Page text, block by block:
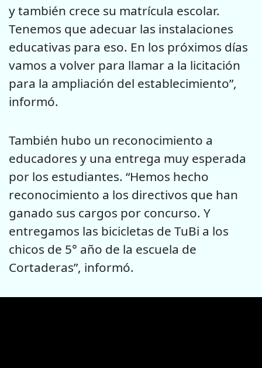
y también crece su matrícula escolar.
Tenemos que adecuar las instalaciones
educativas para eso. En los próximos días
vamos a volver para llamar a la licitación
para la ampliación del establecimiento”,
informó.
También hubo un reconocimiento a
educadores y una entrega muy esperada
por los estudiantes. “Hemos hecho
reconocimiento a los directivos que han
ganado sus cargos por concurso. Y
entregamos las bicicletas de TuBi a los
chicos de 5° año de la escuela de
Cortaderas”, informó.